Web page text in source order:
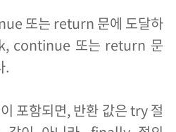
또는 return 문에 도달하
continue 또는 return 문
.
포함되면, 반환 값은 try 절